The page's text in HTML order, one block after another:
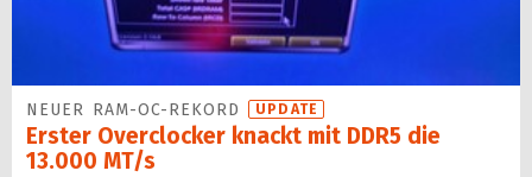
NEUER RAM-OC-REKORD UPDATE
Erster Overclocker knackt mit DDR5 die
13.000 MT/s